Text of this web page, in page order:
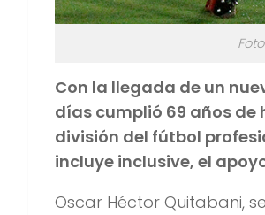
Con la llegada de un
días cumplió 69 años
división del fútbol
incluye inclusive, el
Oscar Héctor Quitabani,